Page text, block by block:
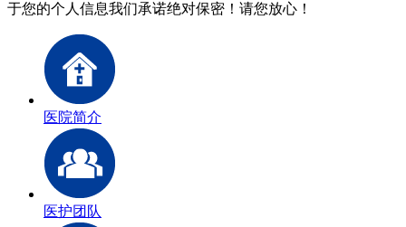
于您的个人信息我们承诺绝对保密！请您放心！
医院简介
医护团队